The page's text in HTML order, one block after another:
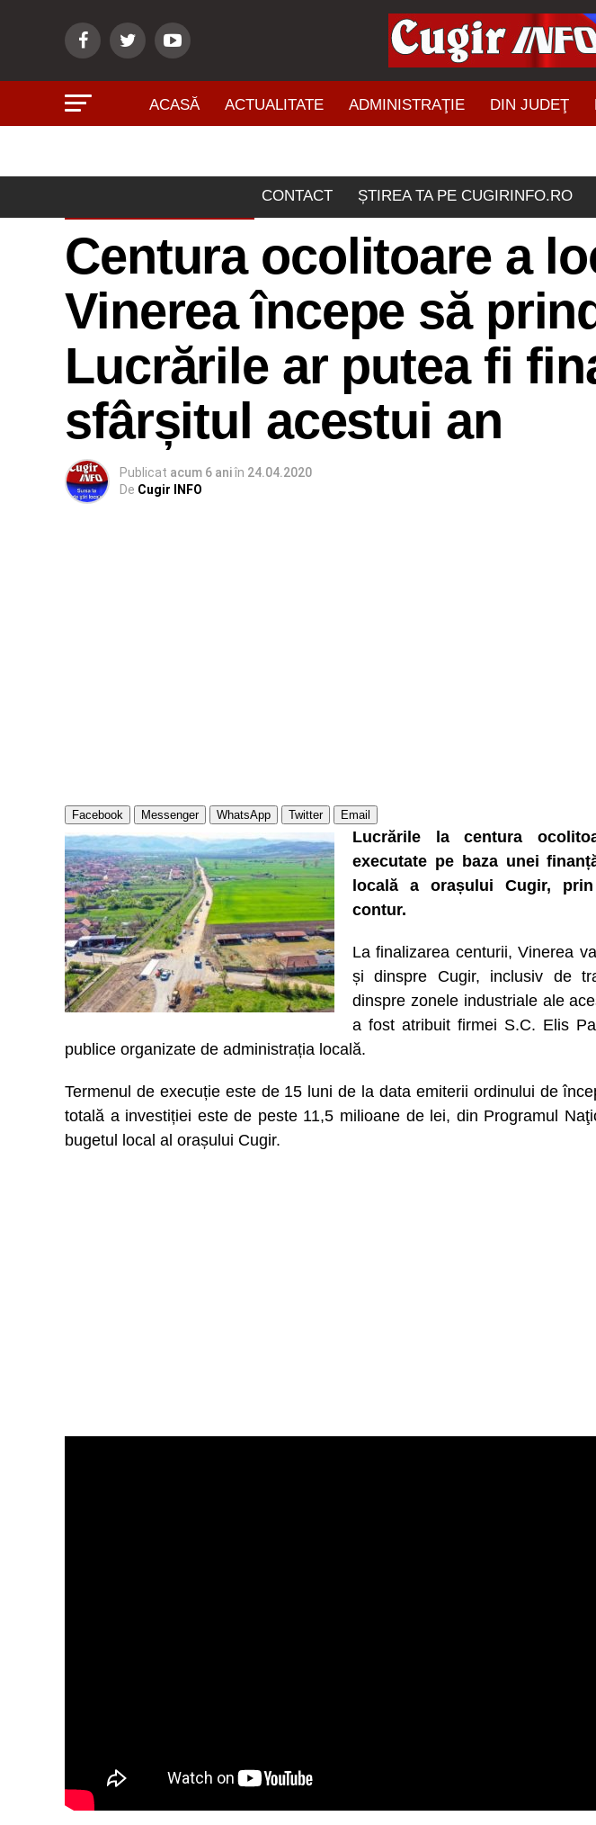
ACASĂ ACTUALITATE ADMINISTRAŢIE DIN JUDEŢ
CONTACT ȘTIREA TA PE CUGIRINFO.RO
Centura ocolitoare a
Vinerea începe să
Lucrările ar putea fi
sfârșitul acestui an
Publicat acum 6 aniîn 24.04.2020
De Cugir INFO
Facebook Messenger WhatsApp Twitter Email
Lucrările la centura
executate pe baza unei
locală a orașului Cugir,
contur.
La finalizarea centurii, Vinerea
și dinspre Cugir, inclusiv de
dinspre zonele industriale ale
a fost atribuit firmei S.C. Elis
publice organizate de administrația locală.
Termenul de execuție este de 15 luni de la data emiterii ordinului de
totală a investiției este de peste 11,5 milioane de lei, din Programul
bugetul local al orașului Cugir.